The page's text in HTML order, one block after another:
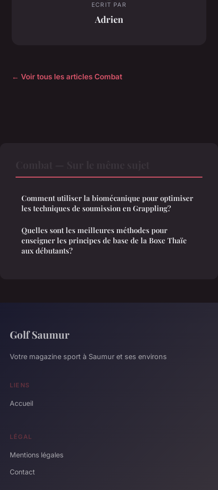
ECRIT PAR
Adrien
← Voir tous les articles Combat
Comment utiliser la biomécanique pour optimiser
les techniques de soumission en Grappling?
Quelles sont les meilleures méthodes pour
enseigner les principes de base de la Boxe Thaïe
aux débutants?
Golf Saumur
Votre magazine sport à Saumur et ses environs
LIENS
Accueil
LÉGAL
Mentions légales
Contact